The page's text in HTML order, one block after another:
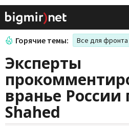
Горячие темы: Все для фронта
Эксперты
вранье
Shahed